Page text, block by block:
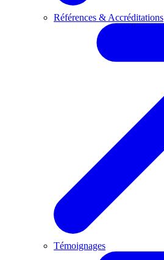
Références & Accréditations
Témoignages